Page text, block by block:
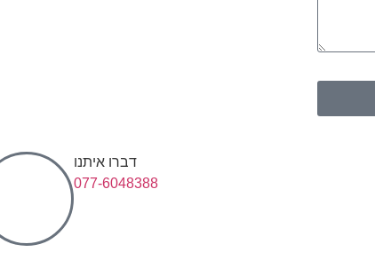
דברו איתנו
077-6048388